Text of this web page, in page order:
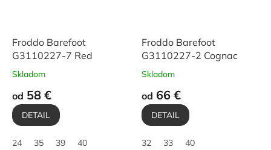
Froddo Barefoot
G3110227-7 Red
Skladom
od 58 €
DETAIL
24 35 39 40
Froddo Barefoot
G3110227-2 Cognac
Skladom
od 66 €
DETAIL
32 33 40